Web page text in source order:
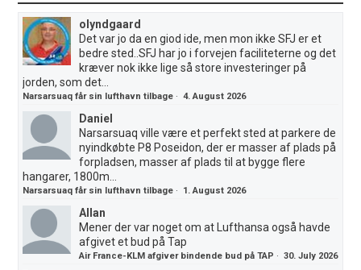
olyndgaard
Det var jo da en giod ide, men mon ikke SFJ er et
bedre sted..SFJ har jo i forvejen faciliteterne og det
kræver nok ikke lige så store investeringer på
jorden, som det...
Narsarsuaq får sin lufthavn tilbage ·4. August 2026
Daniel
Narsarsuaq ville være et perfekt sted at parkere de
nyindkøbte P8 Poseidon, der er masser af plads på
forpladsen, masser af plads til at bygge flere
hangarer, 1800m...
Narsarsuaq får sin lufthavn tilbage · 1. August 2026
Allan
Mener der var noget om at Lufthansa også havde
afgivet et bud på Tap
Air France-KLM afgiver bindende bud på TAP ·30. July 2026